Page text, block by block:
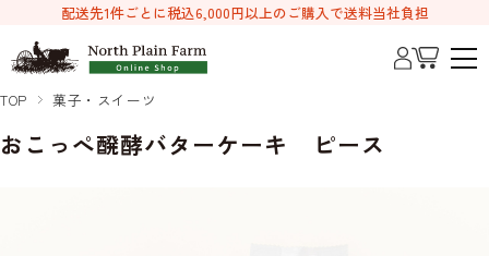
配送先1件ごとに税込6,000円以上のご購入で送料当社負担
TOP 菓子・スイーツ
おこっぺ醗酵バターケーキ ピース